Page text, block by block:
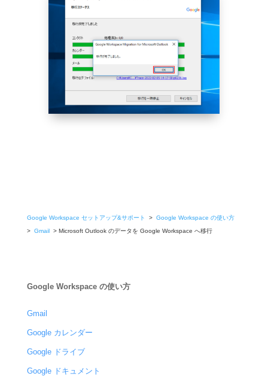
Google Workspace セットアップ&サポート > Google Workspace の使い方
> Gmail > Microsoft Outlook のデータを Google Workspace へ移行
Google Workspace の使い方
Gmail
Google カレンダー
Google ドライブ
Google ドキュメント